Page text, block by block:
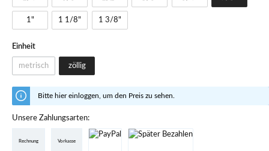
1" 1 1/8" 1 3/8"
Einheit
metrisch zöllig
Bitte hier einloggen, um den Preis zu sehen.
Unsere Zahlungsarten:
Rechnung Vorkasse